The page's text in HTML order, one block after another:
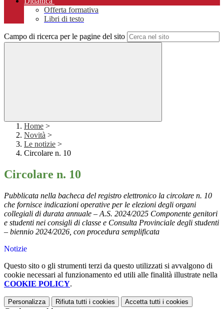
Offerta formativa
Libri di testo
Campo di ricerca per le pagine del sito
Home >
Novità >
Le notizie >
Circolare n. 10
Circolare n. 10
Pubblicata nella bacheca del registro elettronico la circolare n. 10
che fornisce indicazioni operative per le elezioni degli organi
collegiali di durata annuale – A.S. 2024/2025 Componente genitori
e studenti nei consigli di classe e Consulta Provinciale degli studenti
– biennio 2024/2026, con procedura semplificata
Notizie
Questo sito o gli strumenti terzi da questo utilizzati si avvalgono di
cookie necessari al funzionamento ed utili alle finalità illustrate nella
COOKIE POLICY.
Personalizza Rifiuta tutti i cookies Accetta tutti i cookies